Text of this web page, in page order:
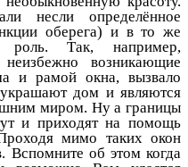
несли определённое
оберега) и в то же
роль. Так, например,
возникающие
и рамой окна, вызвало
дом и являются
миром. Ну а границы
и приходят на помощь
мимо таких окон
Вспомните об этом когда